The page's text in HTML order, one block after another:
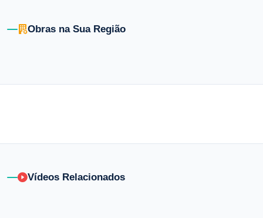
Obras na Sua Região
Vídeos Relacionados